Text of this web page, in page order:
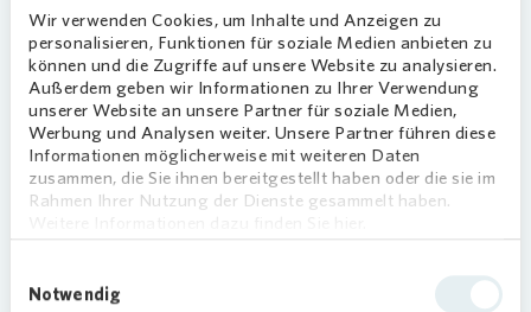
Wir verwenden Cookies, um Inhalte und Anzeigen zu
personalisieren, Funktionen für soziale Medien anbieten zu
können und die Zugriffe auf unsere Website zu analysieren.
Außerdem geben wir Informationen zu Ihrer Verwendung
unserer Website an unsere Partner für soziale Medien,
Werbung und Analysen weiter. Unsere Partner führen diese
Informationen möglicherweise mit weiteren Daten
zusammen, die Sie ihnen bereitgestellt haben oder die sie im
Rahmen Ihrer Nutzung der Dienste gesammelt haben.
Notwendig
geistige Entwicklung der Kinder: „Dank der
Spende vonVonoviakönnen die Kinder ihre
kognitiven Fähigkeiten ausbauen. Das Spiegelzelt
bietet die Möglichkeit, aus den
unterschiedlichsten Winkeln und Perspektiven, die
äußeren Gegebenheiten eigenständig zu
entdecken“, freut sich Catrin Sommer vom
Förderverein des Kindergartens.
Engagement